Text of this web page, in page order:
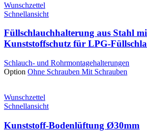
Wunschzettel
Schnellansicht
Füllschlauchhalterung aus Stahl
Kunststoffschutz für LPG-
Schlauch- und Rohrmontagehalterungen
Option Ohne Schrauben Mit Schrauben
Wunschzettel
Schnellansicht
Kunststoff-Bodenlüftung Ø30mm